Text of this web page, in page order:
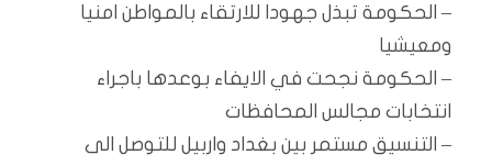
– الحكومة تبذل جهودا للارتقاء بالمواطن امنيا
ومعيشيا
– الحكومة نجحت في الايفاء بوعدها باجراء
انتخابات مجالس المحافظات
– التنسيق مستمر بين بغداد واربيل للتوصل الى